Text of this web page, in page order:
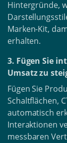
Hintergründe,
Marken-Kit,
erhalten.
3. Fügen Sie
Umsatz zu
Fügen Sie
Schaltflächen,
automatisch
Interaktionen
messbaren